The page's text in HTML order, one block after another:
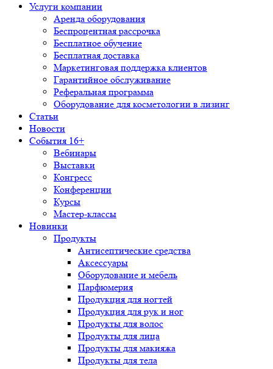
Услуги компании
Аренда оборудования
Беспроцентная рассрочка
Бесплатное обучение
Бесплатная доставка
Маркетинговая поддержка клиентов
Гарантийное обслуживание
Реферальная программа
Оборудование для косметологии в лизинг
Статьи
Новости
События 16+
Вебинары
Выставки
Конгресс
Конференции
Курсы
Мастер-классы
Новинки
Продукты
Антисептические средства
Аксессуары
Оборудование и мебель
Парфюмерия
Продукция для ногтей
Продукция для рук и ног
Продукты для волос
Продукты для лица
Продукты для макияжа
Продукты для тела